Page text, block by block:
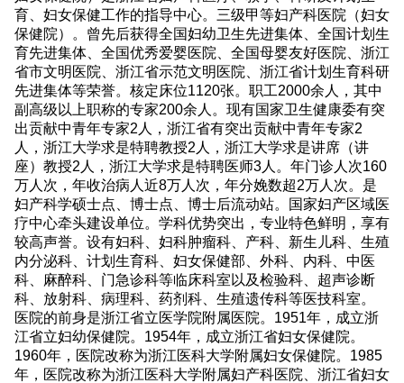
育、妇女保健工作的指导中心。三级甲等妇产科医院（妇女
保健院）。曾先后获得全国妇幼卫生先进集体、全国计划生
育先进集体、全国优秀爱婴医院、全国母婴友好医院、浙江
省市文明医院、浙江省示范文明医院、浙江省计划生育科研
先进集体等荣誉。核定床位1120张。职工2000余人，其中
副高级以上职称的专家200余人。现有国家卫生健康委有突
出贡献中青年专家2人，浙江省有突出贡献中青年专家2
人，浙江大学求是特聘教授2人，浙江大学求是讲席（讲
座）教授2人，浙江大学求是特聘医师3人。年门诊人次160
万人次，年收治病人近8万人次，年分娩数超2万人次。是
妇产科学硕士点、博士点、博士后流动站。国家妇产区域医
疗中心牵头建设单位。学科优势突出，专业特色鲜明，享有
较高声誉。设有妇科、妇科肿瘤科、产科、新生儿科、生殖
内分泌科、计划生育科、妇女保健部、外科、内科、中医
科、麻醉科、门急诊科等临床科室以及检验科、超声诊断
科、放射科、病理科、药剂科、生殖遗传科等医技科室。
医院的前身是浙江省立医学院附属医院。1951年，成立浙
江省立妇幼保健院。1954年，成立浙江省妇女保健院。
1960年，医院改称为浙江医科大学附属妇女保健院。1985
年，医院改称为浙江医科大学附属妇产科医院、浙江省妇女